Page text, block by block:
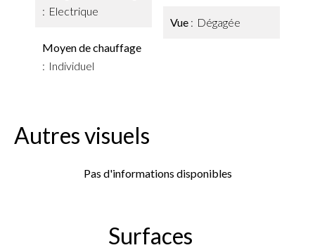
Electrique
Moyen de chauffage
Individuel
Vue Dégagée
Autres visuels
Pas d'informations disponibles
Surfaces